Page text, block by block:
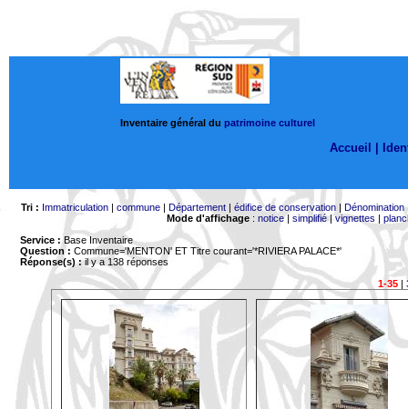
Inventaire général du patrimoine culturel
Accueil |
Tri : Immatriculation| commune| Département| édifice de conservation| Dénomination
Mode d'affichage: notice| simplifié|vignettes |
Service : Base Inventaire
Question : Commune='MENTON' ET Titre courant='*RIVIERA PALACE*'
Réponse(s) :il y a 138 réponses
1-35|